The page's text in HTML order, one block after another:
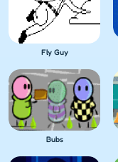
Fly Guy
Bubs